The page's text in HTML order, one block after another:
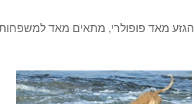
הגזע מאד פופולרי, מתאים מאד